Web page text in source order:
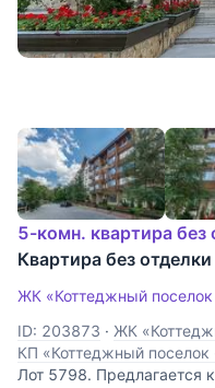
5-комн. квартира
Квартира без
ЖК «Коттеджный
ID: 203873 · ЖК
КП «Коттеджный
Лот 5798. Предлагается